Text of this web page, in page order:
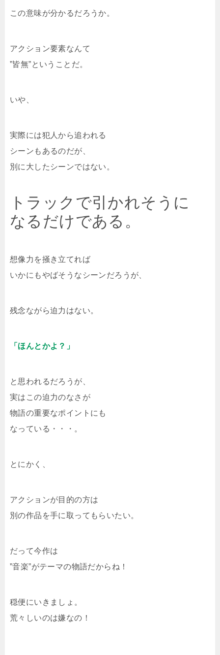
この意味が分かるだろうか。
アクション要素なんて
”皆無”ということだ。
いや、
実際には犯人から追われる
シーンもあるのだが、
別に大したシーンではない。
トラックで引かれそうに
なるだけである。
想像力を掻き立てれば
いかにもやばそうなシーンだろうが、
残念ながら迫力はない。
「ほんとかよ？」
と思われるだろうが、
実はこの迫力のなさが
物語の重要なポイントにも
なっている・・・。
とにかく、
アクションが目的の方は
別の作品を手に取ってもらいたい。
だって今作は
”音楽”がテーマの物語だからね！
穏便にいきましょ。
荒々しいのは嫌なの！